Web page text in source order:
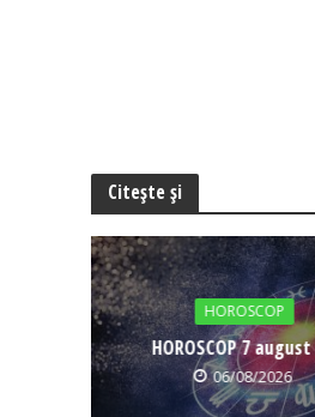
Citește și
HOROSCOP
HOROSCOP 7 august
06/08/2026